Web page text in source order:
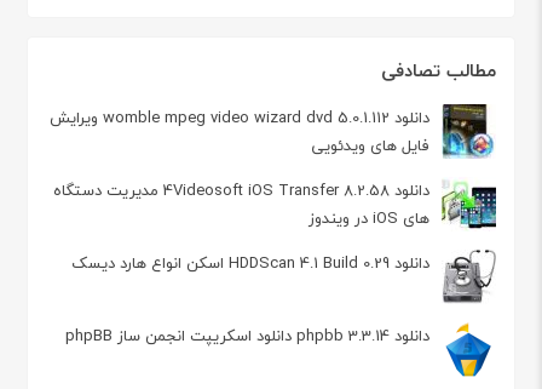
مطالب تصادفی
دانلود womble mpeg video wizard dvd 5.0.1.112 ویرایش
فایل های ویدئویی
دانلود 4Videosoft iOS Transfer 8.2.58 مدیریت دستگاه
های iOS در ویندوز
دانلود HDDScan 4.1 Build 0.29 اسکن انواع هارد دیسک
دانلود phpbb 3.3.14 دانلود اسکریپت انجمن ساز phpBB